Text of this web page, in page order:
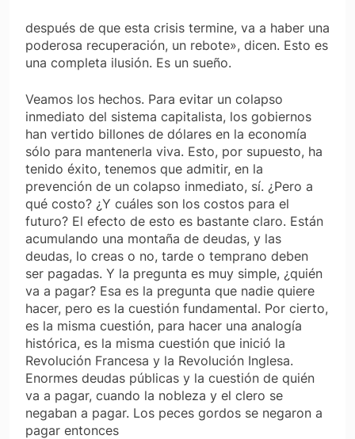
después de que esta crisis termine, va a haber una
poderosa recuperación, un rebote», dicen. Esto es
una completa ilusión. Es un sueño.
Veamos los hechos. Para evitar un colapso
inmediato del sistema capitalista, los gobiernos
han vertido billones de dólares en la economía
sólo para mantenerla viva. Esto, por supuesto, ha
tenido éxito, tenemos que admitir, en la
prevención de un colapso inmediato, sí. ¿Pero a
qué costo? ¿Y cuáles son los costos para el
futuro? El efecto de esto es bastante claro. Están
acumulando una montaña de deudas, y las
deudas, lo creas o no, tarde o temprano deben
ser pagadas. Y la pregunta es muy simple, ¿quién
va a pagar? Esa es la pregunta que nadie quiere
hacer, pero es la cuestión fundamental. Por cierto,
es la misma cuestión, para hacer una analogía
histórica, es la misma cuestión que inició la
Revolución Francesa y la Revolución Inglesa.
Enormes deudas públicas y la cuestión de quién
va a pagar, cuando la nobleza y el clero se
negaban a pagar. Los peces gordos se negaron a
pagar entonces